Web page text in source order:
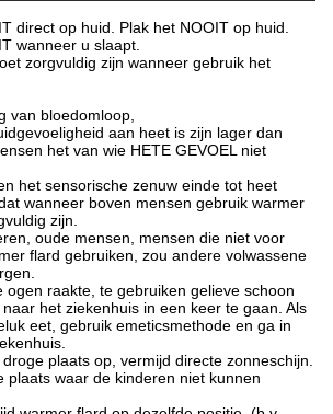
direct op huid. Plak het NOOIT op huid.
wanneer u slaapt.
zorgvuldig zijn wanneer gebruik het
van bloedomloop,
aan heet is zijn lager dan
het van wie HETE GEVOEL niet
het sensorische zenuw einde tot heet
wanneer boven mensen gebruik warmer
zijn.
oude mensen, mensen die niet voor
flard gebruiken, zou andere volwassene
ogen raakte, te gebruiken gelieve schoon
het ziekenhuis in een keer te gaan. Als
eet, gebruik emeticsmethode en ga in
plaats op, vermijd directe zonneschijn.
plaats waar de kinderen niet kunnen